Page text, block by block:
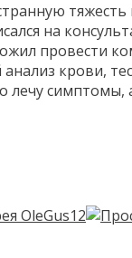
тяжесть
на
провести
крови,
лечу